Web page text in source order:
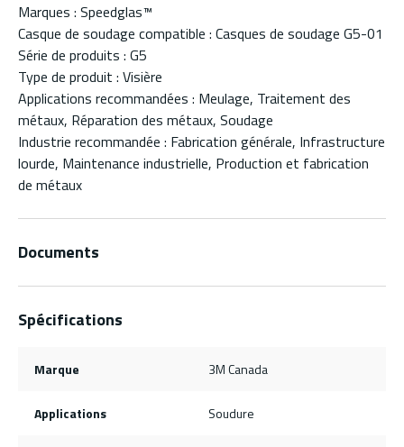
Marques : Speedglas™
Casque de soudage compatible : Casques de soudage G5-01
Série de produits : G5
Type de produit : Visière
Applications recommandées : Meulage, Traitement des
métaux, Réparation des métaux, Soudage
Industrie recommandée : Fabrication générale, Infrastructure
lourde, Maintenance industrielle, Production et fabrication
de métaux
Documents
Spécifications
Marque 3M Canada
Applications Soudure